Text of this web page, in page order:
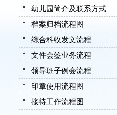
幼儿园简介及联系方式
档案归档流程图
综合科收发文流程
文件会签业务流程
领导班子例会流程
印章使用流程图
接待工作流程图